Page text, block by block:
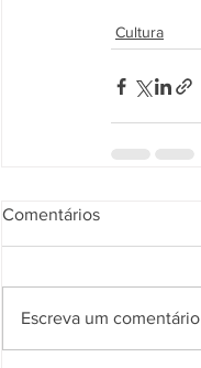
Cultura
Comentários
Escreva um comentário